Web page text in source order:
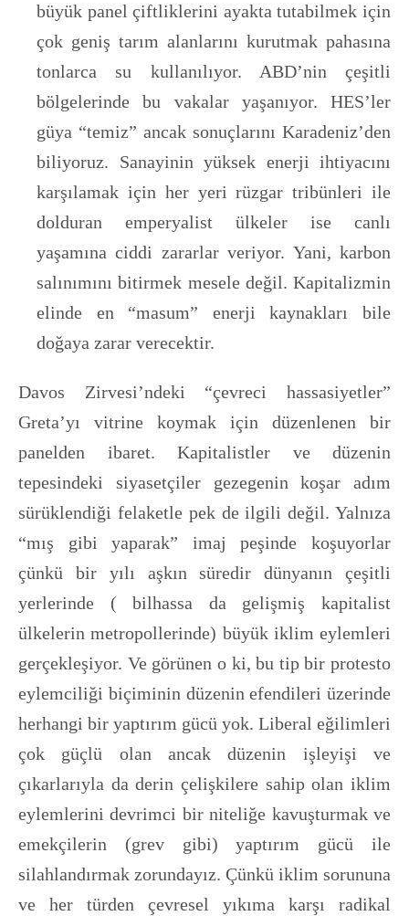
büyük panel çiftliklerini ayakta tutabilmek için
çok geniş tarım alanlarını kurutmak pahasına
tonlarca su kullanılıyor. ABD’nin çeşitli
bölgelerinde bu vakalar yaşanıyor. HES’ler
güya “temiz” ancak sonuçlarını Karadeniz’den
biliyoruz. Sanayinin yüksek enerji ihtiyacını
karşılamak için her yeri rüzgar tribünleri ile
dolduran emperyalist ülkeler ise canlı
yaşamına ciddi zararlar veriyor. Yani, karbon
salınımını bitirmek mesele değil. Kapitalizmin
elinde en “masum” enerji kaynakları bile
doğaya zarar verecektir.
Davos Zirvesi’ndeki “çevreci hassasiyetler”
Greta’yı vitrine koymak için düzenlenen bir
panelden ibaret. Kapitalistler ve düzenin
tepesindeki siyasetçiler gezegenin koşar adım
sürüklendiği felaketle pek de ilgili değil. Yalnıza
“mış gibi yaparak” imaj peşinde koşuyorlar
çünkü bir yılı aşkın süredir dünyanın çeşitli
yerlerinde ( bilhassa da gelişmiş kapitalist
ülkelerin metropollerinde) büyük iklim eylemleri
gerçekleşiyor. Ve görünen o ki, bu tip bir protesto
eylemciliği biçiminin düzenin efendileri üzerinde
herhangi bir yaptırım gücü yok. Liberal eğilimleri
çok güçlü olan ancak düzenin işleyişi ve
çıkarlarıyla da derin çelişkilere sahip olan iklim
eylemlerini devrimci bir niteliğe kavuşturmak ve
emekçilerin (grev gibi) yaptırım gücü ile
silahlandırmak zorundayız. Çünkü iklim sorununa
ve her türden çevresel yıkıma karşı radikal